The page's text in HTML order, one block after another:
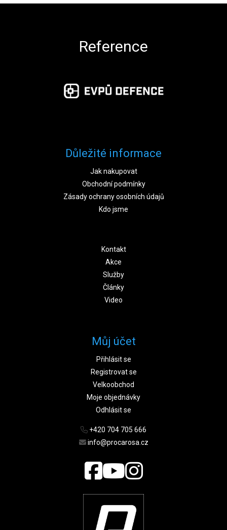
Reference
Důležité informace
Jak nakupovat
Obchodní podmínky
Zásady ochrany osobních údajů
Kdo jsme
Kontakt
Akce
Služby
Články
Video
Můj účet
Přihlásit se
Registrovat se
Velkoobchod
Moje objednávky
Odhlásit se
+420 704 705 666
info@procarosa.cz